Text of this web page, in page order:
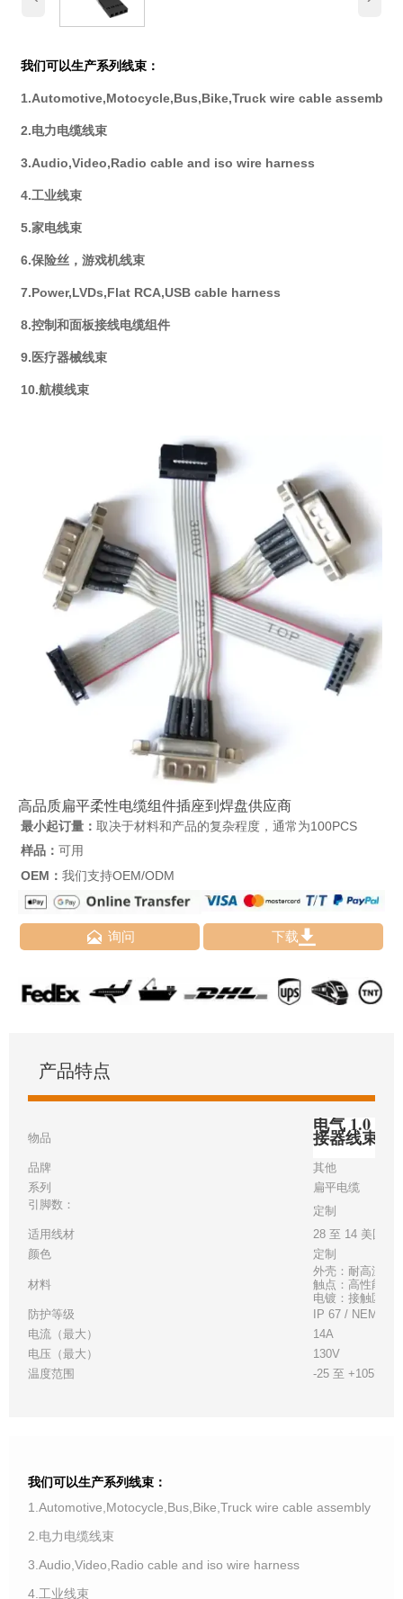
我们可以生产系列线束：
1.Automotive,Motocycle,Bus,Bike,Truck wire cable assembly
2.电力电缆线束
3.Audio,Video,Radio cable and iso wire harness
4.工业线束
5.家电线束
6.保险丝，游戏机线束
7.Power,LVDs,Flat RCA,USB cable harness
8.控制和面板接线电缆组件
9.医疗器械线束
10.航模线束
高品质扁平柔性电缆组件插座到焊盘供应商
最小起订量： 取决于材料和产品的复杂程度，通常为100PCS
样品： 可用
OEM： 我们支持OEM/ODM
 询问 下载
产品特点
物品
电气 1.0 毫
接器线束
品牌
其他
系列
扁平电缆
引脚数：
定制
适用线材
28 至 14 美国线
颜色
定制
材料
外壳：耐高温白
触点：高性能铜
电镀：接触区 -
防护等级
IP 67 / NEMA 6P
电流（最大）
14A
电压（最大）
130V
温度范围
-25 至 +105°C
我们可以生产系列线束：
1.Automotive,Motocycle,Bus,Bike,Truck wire cable assembly
2.电力电缆线束
3.Audio,Video,Radio cable and iso wire harness
4.工业线束